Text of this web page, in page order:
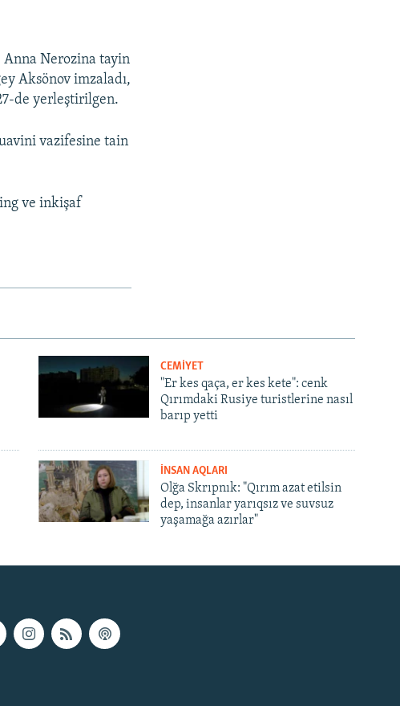
Nerozina tayin
Aksönov imzaladı,
de yerleştirilgen.
vazifesine tain
ve inkişaf
CEMİYET
"Er kes qaça, er kes kete": cenk
Qırımdaki Rusiye turistlerine nasıl
barıp yetti
İNSAN AQLARI
Olğa Skrıpnık: "Qırım azat etilsin
dep, insanlar yarıqsız ve suvsuz
yaşamağa azırlar"